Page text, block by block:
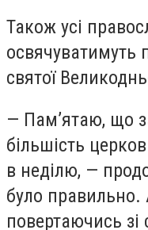
Також усі
освячуватимуть
святої
— Пам’ятаю, що
більшість
в неділю, —
було
повертаючись зі